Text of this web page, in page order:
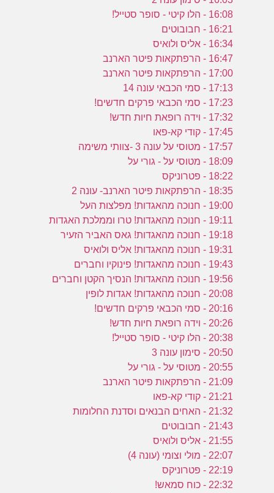
16:08 - הלו קיטי - סופר סטייל!
16:21 - חבובוטים
16:34 - אליס ולואיס
16:47 - הרפתקאות פיטר הארנב
17:00 - הרפתקאות פיטר הארנב
17:13 - סמי הכבאי עונה 14
17:23 - סמי הכבאי פרקים חדשים!
17:32 - וידה רופאת חיות חדש!
17:45 - קודי קא-פאו
17:57 - מטוסי על עונה 3 -צוותי משימה
18:09 - מטוסי על - גורי על
18:22 - פטרוניקס
18:35 - הרפתקאות פיטר הארנב- עונה 2
19:00 - חנוכה מהאגדות! מפלצות העל
19:11 - חנוכה מהאגדות! טרו וממלכת האגדות
19:18 - חנוכה מהאגדות! גאס האביר הזעיר
19:31 - חנוכה מהאגדות! אליס ולואיס
19:43 - חנוכה מהאגדות! פינוקיו וחברים
19:56 - חנוכה מהאגדות! הנסיך הקטן וחברים
20:08 - חנוכה מהאגדות! אגדות לופין
20:16 - סמי הכבאי פרקים חדשים!
20:26 - וידה רופאת חיות חדש!
20:38 - הלו קיטי - סופר סטייל!
20:50 - סימון עונה 3
20:55 - מטוסי על - גורי על
21:09 - הרפתקאות פיטר הארנב
21:21 - קודי קא-פאו
21:32 - האחים הבנאים וסדנת החלומות
21:43 - חבובוטים
21:55 - אליס ולואיס
22:07 - מולי וצומי (עונה 4)
22:19 - פטרוניקס
22:32 - כוח סמאש!